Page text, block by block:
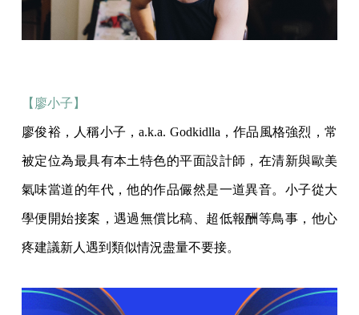
【廖小子】
廖俊裕，人稱小子，a.k.a. Godkidlla，作品風格強烈，常
被定位為最具有本土特色的平面設計師，在清新與歐美
氣味當道的年代，他的作品儼然是一道異音。小子從大
學便開始接案，遇過無償比稿、超低報酬等鳥事，他心
疼建議新人遇到類似情況盡量不要接。